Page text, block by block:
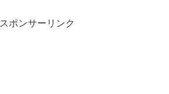
スポンサーリンク